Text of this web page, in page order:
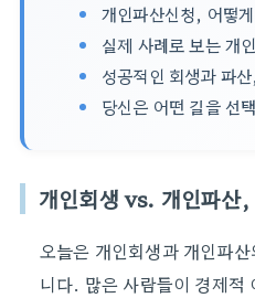
개인파산신청, 어떻
실제 사례로 보는 개
성공적인 회생과 파
당신은 어떤 길을 선
개인회생 vs. 개인파산
오늘은 개인회생과 개인파
니다. 많은 사람들이 경제적